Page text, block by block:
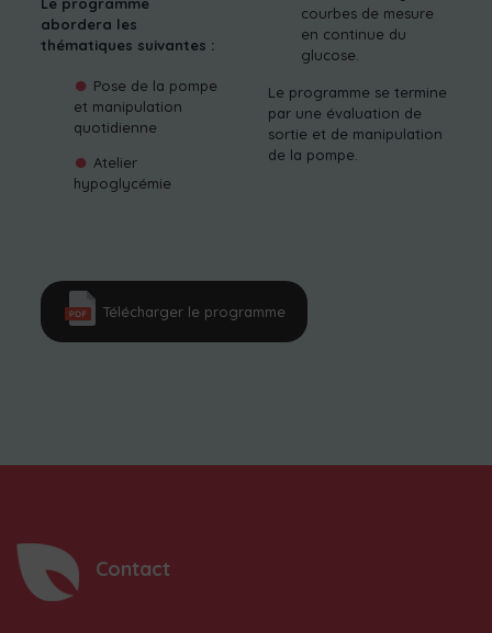
abordera les
thématiques suivantes :
Pose de la pompe
et manipulation
quotidienne
Atelier
hypoglycémie
courbes de mesure
en continue du
glucose.
Le programme se termine
par une évaluation de
sortie et de manipulation
de la pompe.
Télécharger le programme
Contact